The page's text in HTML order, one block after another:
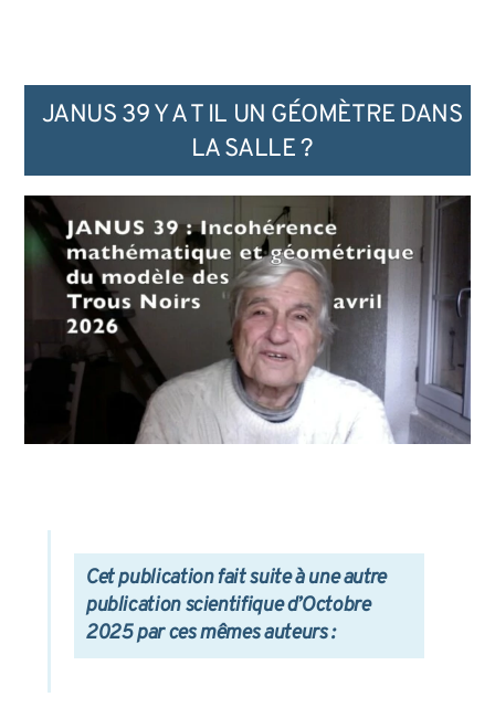
JANUS 39 Y A T IL UN GÉOMÈTRE DANS
LA SALLE ?
Cet publication fait suite à une autre
publication scientifique d’Octobre
2025 par ces mêmes auteurs :